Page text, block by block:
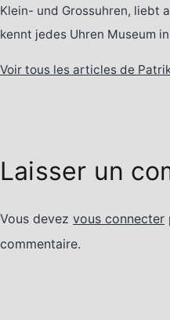
Klein- und Grossuhren, liebt
kennt jedes Uhren Museum
Voir tous les articles de
Laisser un
Vous devez vous connecter
commentaire.